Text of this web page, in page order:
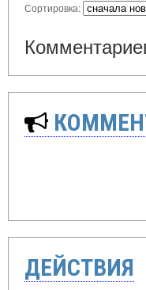
Сортировка:
ДЕЙСТВИЯ